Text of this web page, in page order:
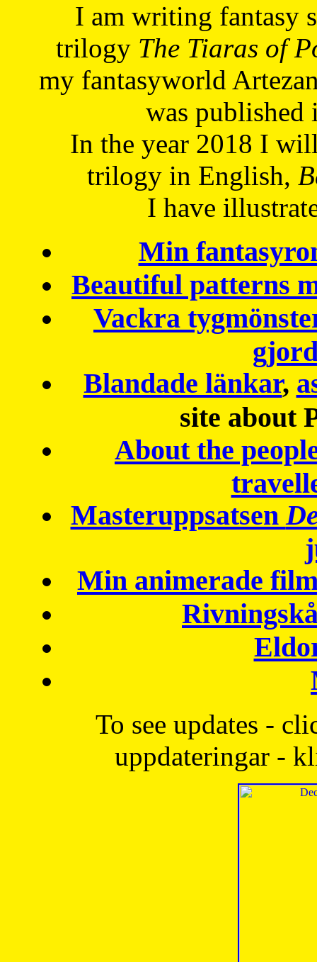
I am writing fantasy
trilogy The Tiaras of
my fantasyworld
was published
In the year 2018 I
trilogy in English,
I have
Min
Beautiful patterns
Vackra
Blandade länkar,
site about
About the
Masteruppsatsen
Min animerade
To see updates -
uppdateringar -